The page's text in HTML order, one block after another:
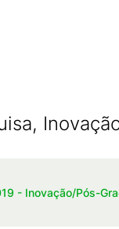
- Inovação/Pós-